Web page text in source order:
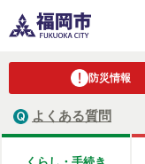
防災情報
よくある質問